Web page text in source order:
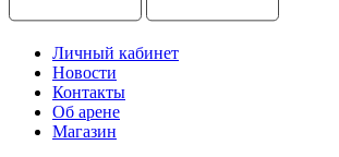
Личный кабинет
Новости
Контакты
Об арене
Магазин